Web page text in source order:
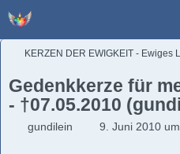
KERZEN DER EWIGKEIT - Ewiges
Gedenkkerze für
- †07.05.2010
gundilein 9. Juni 2010